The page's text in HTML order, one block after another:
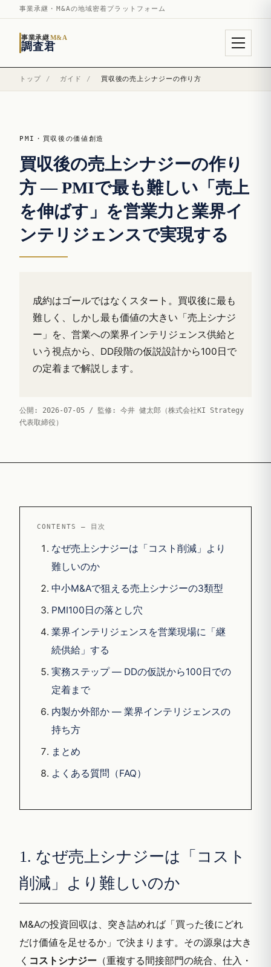
事業承継・M&Aの地域密着プラットフォーム
事業承継M&A
調査君
トップ / ガイド / 買収後の売上シナジーの作り方
PMI・買収後の価値創造
買収後の売上シナジーの作り
方 — PMIで最も難しい「売上
を伸ばす」を営業力と業界イ
ンテリジェンスで実現する
成約はゴールではなくスタート。買収後に最も
難しく、しかし最も価値の大きい「売上シナジ
ー」を、営業への業界インテリジェンス供給と
いう視点から、DD段階の仮説設計から100日で
の定着まで解説します。
公開: 2026-07-05 / 監修: 今井 健太郎（株式会社KI Strategy
代表取締役）
CONTENTS — 目次
なぜ売上シナジーは「コスト削減」より
難しいのか
中小M&Aで狙える売上シナジーの3類型
PMI100日の落とし穴
業界インテリジェンスを営業現場に「継
続供給」する
実務ステップ — DDの仮説から100日での
定着まで
内製か外部か — 業界インテリジェンスの
持ち方
まとめ
よくある質問（FAQ）
1. なぜ売上シナジーは「コスト
削減」より難しいのか
M&Aの投資回収は、突き詰めれば「買った後にどれ
だけ価値を足せるか」で決まります。その源泉は大き
く コストシナジー （重複する間接部門の統合、仕入・